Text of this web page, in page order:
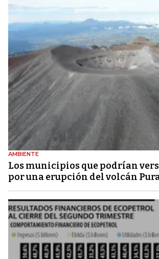
AMBIENTE
Los municipios que podrían
por una erupción del volcán